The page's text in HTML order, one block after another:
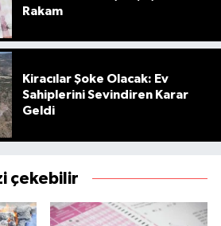
Rakam
Kiracılar Şoke Olacak: Ev
Sahiplerini Sevindiren Karar
Geldi
çekebilir